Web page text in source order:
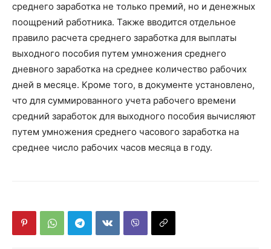
среднего заработка не только премий, но и денежных
поощрений работника. Также вводится отдельное
правило расчета среднего заработка для выплаты
выходного пособия путем умножения среднего
дневного заработка на среднее количество рабочих
дней в месяце. Кроме того, в документе установлено,
что для суммированного учета рабочего времени
средний заработок для выходного пособия вычисляют
путем умножения среднего часового заработка на
среднее число рабочих часов месяца в году.